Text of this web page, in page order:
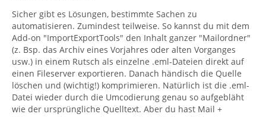
Sicher gibt es Lösungen, bestimmte Sachen zu
automatisieren. Zumindest teilweise. So kannst du mit dem
Add-on "ImportExportTools" den Inhalt ganzer "Mailordner"
(z. Bsp. das Archiv eines Vorjahres oder alten Vorganges
usw.) in einem Rutsch als einzelne .eml-Dateien direkt auf
einen Fileserver exportieren. Danach händisch die Quelle
löschen und (wichtig!) komprimieren. Natürlich ist die .eml-
Datei wieder durch die Umcodierung genau so aufgebläht
wie der ursprüngliche Quelltext. Aber du hast Mail +